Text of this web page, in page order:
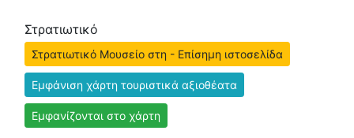
Στρατιωτικό
Στρατιωτικό Μουσείο στη - Επίσημη ιστοσελίδα
Εμφάνιση χάρτη τουριστικά αξιοθέατα
Εμφανίζονται στο χάρτη